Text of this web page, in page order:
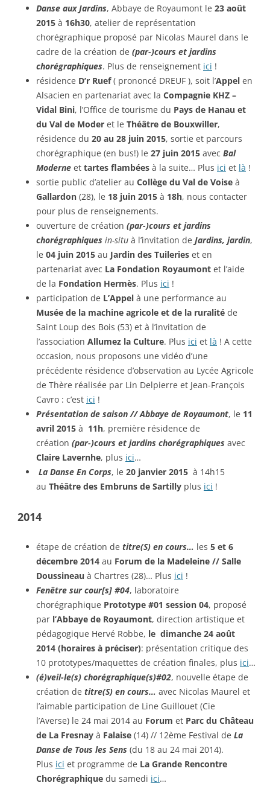
Danse aux Jardins, Abbaye de Royaumont le 23 août
2015 à 16h30, atelier de représentation
chorégraphique proposé par Nicolas Maurel dans le
cadre de la création de (par-)cours et jardins
chorégraphiques. Plus de renseignement ici !
résidence D’r Ruef( prononcé DREUF ), soit l’Appel en
Alsacien en partenariat avec la Compagnie KHZ –
Vidal Bini, l’Office de tourisme du Pays de Hanau et
du Val de Moder et le Théâtre de Bouxwiller,
résidence du 20 au 28 juin 2015, sortie et parcours
chorégraphique (en bus!) le 27 juin 2015 avec Bal
Moderne et tartes flambées à la suite… Plus ici et là !
sortie public d’atelier au Collège du Val de Voise à
Gallardon (28), le 18 juin 2015 à 18h, nous contacter
pour plus de renseignements.
ouverture de création (par-)cours et jardins
chorégraphiques in-situ à l’invitation de Jardins, jardin,
le 04 juin 2015 au Jardin des Tuileries et en
partenariat avec La Fondation Royaumont et l’aide
de la Fondation Hermès. Plus ici !
participation de L’Appel à une performance au
Musée de la machine agricole et de la ruralité de
Saint Loup des Bois (53) et à l’invitation de
l’association Allumez la Culture. Plus ici et là ! A cette
occasion, nous proposons une vidéo d’une
précédente résidence d’observation au Lycée Agricole
de Thère réalisée par Lin Delpierre et Jean-François
Cavro : c’est ici !
Présentation de saison // Abbaye de Royaumont, le 11
avril 2015 à 11h, première résidence de
création (par-)cours et jardins chorégraphiques avec
Claire Lavernhe, plus ici…
La Danse En Corps, le 20 janvier 2015 à 14h15
au Théâtre des Embruns de Sartilly plus ici !
2014
étape de création de titre(S) en cours… les 5 et 6
décembre 2014 au Forum de la Madeleine // Salle
Doussineau à Chartres (28)… Plus ici !
Fenêtre sur cour[s] #04, laboratoire
chorégraphique Prototype #01 session 04, proposé
par l’Abbaye de Royaumont, direction artistique et
pédagogique Hervé Robbe, le dimanche 24 août
2014 (horaires à préciser): présentation critique des
10 prototypes/maquettes de création finales, plus ici…
(é)veil-le(s) chorégraphique(s)#02, nouvelle étape de
création de titre(S) en cours… avec Nicolas Maurel et
l’aimable participation de Line Guillouet (Cie
l’Averse) le 24 mai 2014 au Forum et Parc du Château
de La Fresnay à Falaise (14) // 12ème Festival de La
Danse de Tous les Sens (du 18 au 24 mai 2014).
Plus ici et programme de La Grande Rencontre
Chorégraphique du samedi ici…